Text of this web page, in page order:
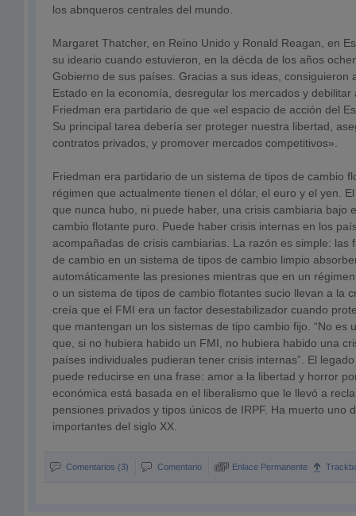
los abnqueros centrales del mundo.
Margaret Thatcher, en Reino Unido y Ronald Reagan, en
su ideario cuando estuvieron, en la décda de los años
Gobierno de sus países. Gracias a sus ideas, consiguieron
Estado en la economía, desregular los mercados y debilitar
Friedman era partidario de que «el espacio de acción del
Su principal tarea debería ser proteger nuestra libertad,
contratos privados, y promover mercados competitivos».
Friedman era partidario de un sistema de tipos de cambio
régimen que actualmente tienen el dólar, el euro y el yen.
que nunca hubo, ni puede haber, una crisis cambiaria bajo
cambio flotante puro. Puede haber crisis internas en los
acompañadas de crisis cambiarias. La razón es simple: las
de cambio en un sistema de tipos de cambio limpio
automáticamente las presiones mientras que en un
o un sistema de tipos de cambio flotantes sucio llevan a la
creía que el FMI era un factor desestabilizador cuando
que mantengan un los sistemas de tipo cambio fijo. “No es
que, si no hubiera habido un FMI, no hubiera habido una
países individuales pudieran tener crisis internas”. El
puede reducirse en una frase: amor a la libertad y horror
económica está basada en el liberalismo que le llevó a
pensiones privados y tipos únicos de IRPF. Ha muerto uno
importantes del siglo XX.
Comentarios (3) Comentario Enlace Permanente